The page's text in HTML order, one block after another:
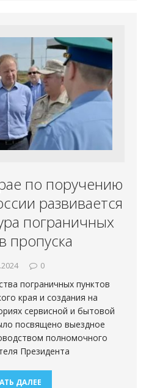
по поручению
развивается
пограничных
пропуска
0
пограничных пунктов
края и создания на
сервисной и бытовой
посвящено выездное
полномочного
Президента
ДАЛЕЕ